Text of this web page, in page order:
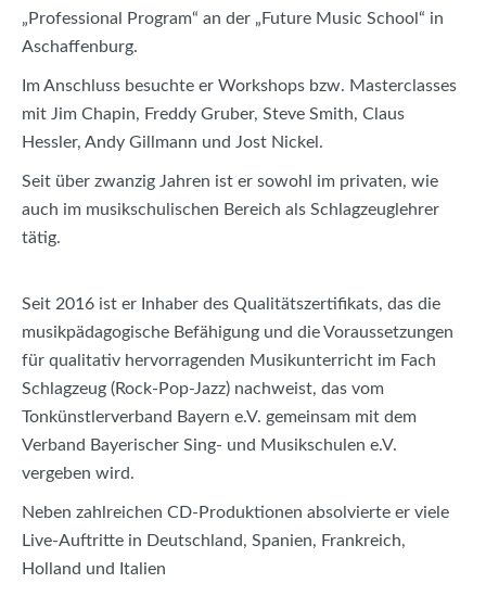
„Professional Program“ an der „Future Music School“ in
Aschaffenburg.
Im Anschluss besuchte er Workshops bzw. Masterclasses
mit Jim Chapin, Freddy Gruber, Steve Smith, Claus
Hessler, Andy Gillmann und Jost Nickel.
Seit über zwanzig Jahren ist er sowohl im privaten, wie
auch im musikschulischen Bereich als Schlagzeuglehrer
tätig.
Seit 2016 ist er Inhaber des Qualitätszertifikats, das die
musikpädagogische Befähigung und die Voraussetzungen
für qualitativ hervorragenden Musikunterricht im Fach
Schlagzeug (Rock-Pop-Jazz) nachweist, das vom
Tonkünstlerverband Bayern e.V. gemeinsam mit dem
Verband Bayerischer Sing- und Musikschulen e.V.
vergeben wird.
Neben zahlreichen CD-Produktionen absolvierte er viele
Live-Auftritte in Deutschland, Spanien, Frankreich,
Holland und Italien